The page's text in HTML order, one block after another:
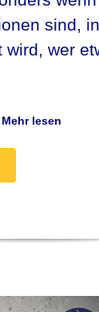
sind,
wird, wer
Mehr lesen